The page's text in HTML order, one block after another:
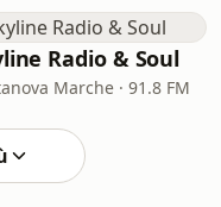
Radio & Soul
Marche · 91.8 FM